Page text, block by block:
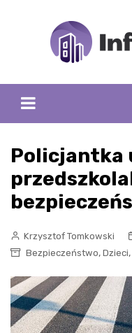
Policjantka
Krzysztof Tomkowski
Bezpieczeństwo, Dzieci,